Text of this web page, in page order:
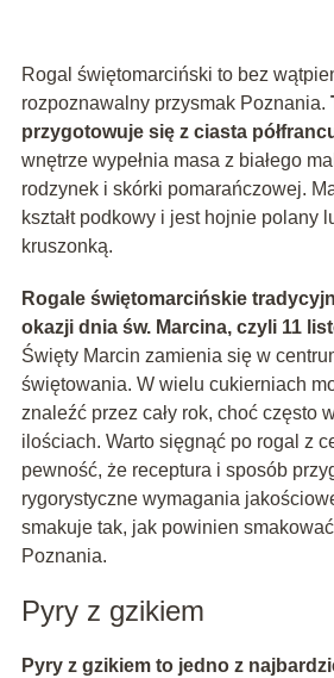
Rogal świętomarciński to bez
rozpoznawalny przysmak Poznania.
przygotowuje się z ciasta
wnętrze wypełnia masa z białego
rodzynek i skórki pomarańczowej.
kształt podkowy i jest hojnie polany
kruszonką.
Rogale świętomarcińskie
okazji dnia św. Marcina, czyli 11
Święty Marcin zamienia się w
świętowania. W wielu cukierniach
znaleźć przez cały rok, choć często
ilościach. Warto sięgnąć po rogal z
pewność, że receptura i sposób
rygorystyczne wymagania
smakuje tak, jak powinien
Poznania.
Pyry z gzikiem
Pyry z gzikiem to jedno z